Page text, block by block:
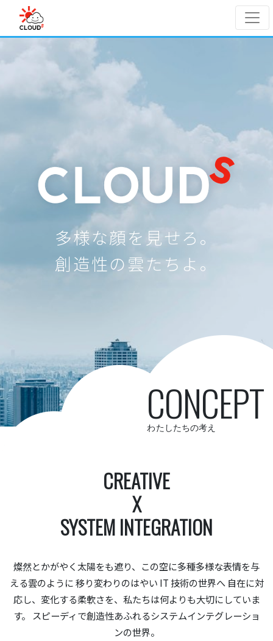
Skip to main content
多様な顔を見せろ。
創造性の雲たちよ。
CONCEPT
わたしたちの考え
CREATIVE
X
SYSTEM INTEGRATION
燦然とかがやく太陽をも遮り、この空に多種多様な表情を与
える雲のように移り変わりのはやい IT 技術の世界へ 自在に対
応し、変化する柔軟さを、私たちは何よりも大切にしていま
す。 スピーディで創造性あふれるシステムインテグレーショ
ンの世界。